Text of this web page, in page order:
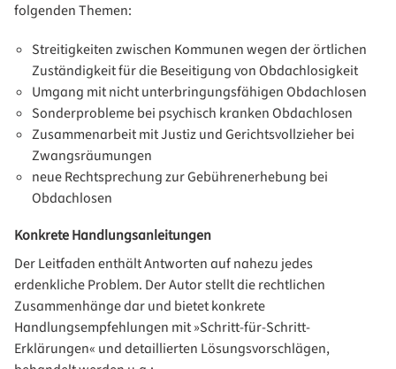
folgenden Themen:
Streitigkeiten zwischen Kommunen wegen der örtlichen
Zuständigkeit für die Beseitigung von Obdachlosigkeit
Umgang mit nicht unterbringungsfähigen Obdachlosen
Sonderprobleme bei psychisch kranken Obdachlosen
Zusammenarbeit mit Justiz und Gerichtsvollzieher bei
Zwangsräumungen
neue Rechtsprechung zur Gebührenerhebung bei
Obdachlosen
Konkrete Handlungsanleitungen
Der Leitfaden enthält Antworten auf nahezu jedes
erdenkliche Problem. Der Autor stellt die rechtlichen
Zusammenhänge dar und bietet konkrete
Handlungsempfehlungen mit »Schritt-für-Schritt-
Erklärungen« und detaillierten Lösungsvorschlägen,